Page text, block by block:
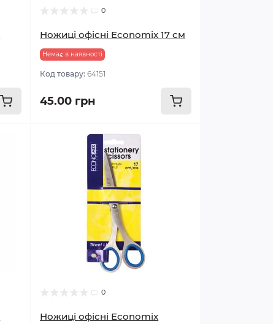
0
Ножиці офісні Economix 17 см
Немає в наявності
Код товару:64151
45.00 грн
0
Ножиці офісні Economix